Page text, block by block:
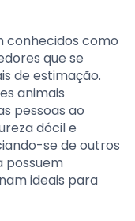
conhecidos como
que se
de estimação.
animais
pessoas ao
dócil e
se de outros
possuem
ideais para